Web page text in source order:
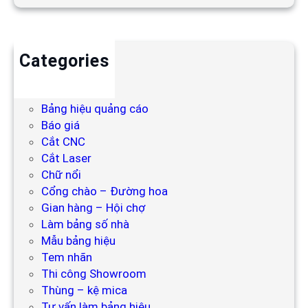
Categories
Bảng hiệu quảng cáo
Báo giá
Cắt CNC
Cắt Laser
Chữ nổi
Cổng chào – Đường hoa
Gian hàng – Hội chợ
Làm bảng số nhà
Mẫu bảng hiệu
Tem nhãn
Thi công Showroom
Thùng – kệ mica